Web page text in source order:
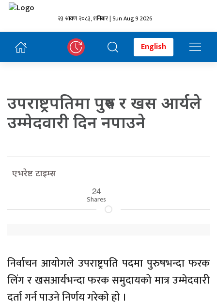
२३ श्रावण २०८३, शनिबार | Sun Aug 9 2026
English
उपराष्ट्रपतिमा पुरुष र खस आर्यले
उम्मेदवारी दिन नपाउने
एभरेष्ट टाइम्स
24
Shares
निर्वाचन आयोगले उपराष्ट्रपति पदमा पुरुषभन्दा फरक
लिंग र खसआर्यभन्दा फरक समुदायको मात्र उम्मेदवारी
दर्ता गर्न पाउने निर्णय गरेको हो ।